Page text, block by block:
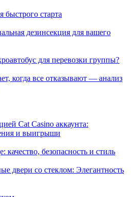
быстрого старта
дезинсекция для вашего
для перевозки группы?
когда все отказывают — анализ
Cat Casino аккаунта:
и выигрыши
качество, безопасность и стиль
двери со стеклом: Элегантность